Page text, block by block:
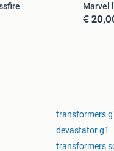
Marvel
€
transformers
devastator g1
transformers